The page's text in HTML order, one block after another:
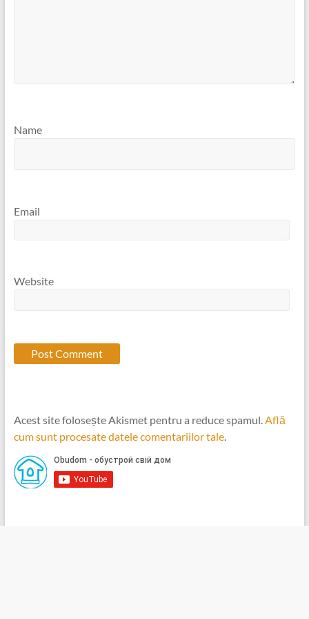
Name
Email
Website
Acest site folosește Akismet pentru a reduce spamul. Află
cum sunt procesate datele comentariilor tale.